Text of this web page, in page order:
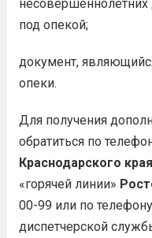
несовершеннолетних
под опекой;
документ,
опеки.
Для получения
обратиться по
Краснодарского края
«горячей линии»
00-99 или по
диспетчерской